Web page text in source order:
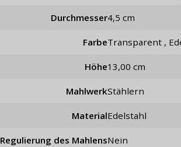
Durchmesser 4,5 cm
Farbe Transparent ,
Höhe 13,00 cm
Mahlwerk stählern
Material Edelstahl
Regulierung des Mahlens nein